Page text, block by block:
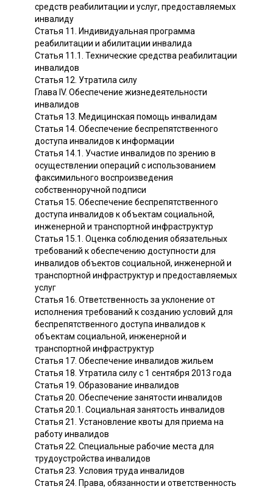
средств реабилитации и услуг, предоставляемых
инвалиду
Статья 11. Индивидуальная программа
реабилитации и абилитации инвалида
Статья 11.1. Технические средства реабилитации
инвалидов
Статья 12. Утратила силу
Глава IV. Обеспечение жизнедеятельности
инвалидов
Статья 13. Медицинская помощь инвалидам
Статья 14. Обеспечение беспрепятственного
доступа инвалидов к информации
Статья 14.1. Участие инвалидов по зрению в
осуществлении операций с использованием
факсимильного воспроизведения
собственноручной подписи
Статья 15. Обеспечение беспрепятственного
доступа инвалидов к объектам социальной,
инженерной и транспортной инфраструктур
Статья 15.1. Оценка соблюдения обязательных
требований к обеспечению доступности для
инвалидов объектов социальной, инженерной и
транспортной инфраструктур и предоставляемых
услуг
Статья 16. Ответственность за уклонение от
исполнения требований к созданию условий для
беспрепятственного доступа инвалидов к
объектам социальной, инженерной и
транспортной инфраструктур
Статья 17. Обеспечение инвалидов жильем
Статья 18. Утратила силу с 1 сентября 2013 года
Статья 19. Образование инвалидов
Статья 20. Обеспечение занятости инвалидов
Статья 20.1. Социальная занятость инвалидов
Статья 21. Установление квоты для приема на
работу инвалидов
Статья 22. Специальные рабочие места для
трудоустройства инвалидов
Статья 23. Условия труда инвалидов
Статья 24. Права, обязанности и ответственность